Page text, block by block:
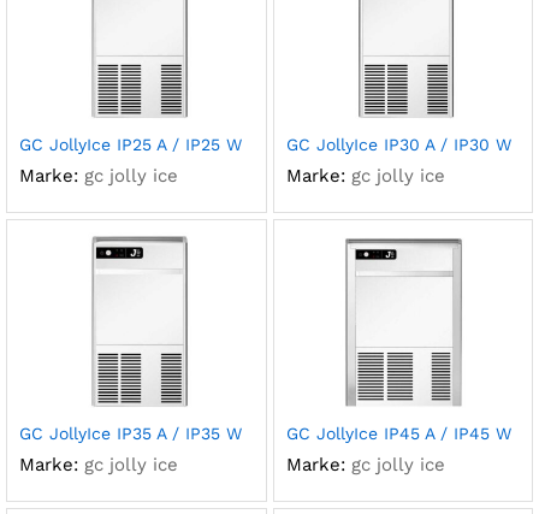
GC JollyIce IP25 A / IP25 W
Marke: gc jolly ice
GC JollyIce IP30 A / IP30 W
Marke: gc jolly ice
GC JollyIce IP35 A / IP35 W
Marke: gc jolly ice
GC JollyIce IP45 A / IP45 W
Marke: gc jolly ice